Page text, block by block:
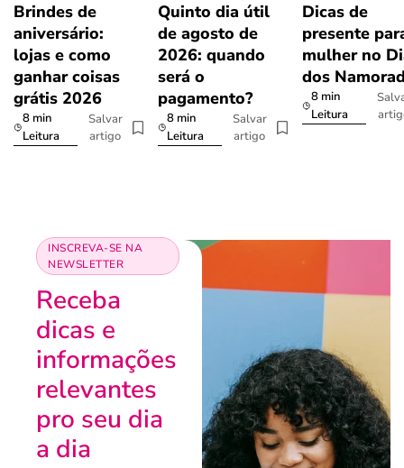
Brindes de
aniversário:
lojas e como
ganhar coisas
grátis 2026
8 min
Leitura
Salvar
artigo
Quinto dia útil
de agosto de
2026: quando
será o
pagamento?
8 min
Leitura
Salvar
artigo
Dicas de
presente
mulher no
dos
8 min
Leitura
INSCREVA-SE NA
NEWSLETTER
Receba
dicas e
informações
relevantes
pro seu dia
a dia